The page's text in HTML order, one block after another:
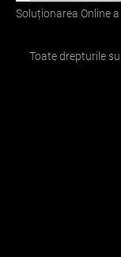
Soluționarea Online
Toate drepturile